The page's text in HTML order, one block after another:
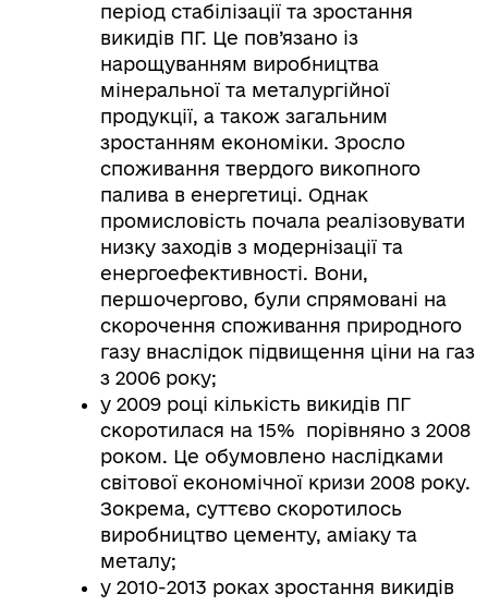
період стабілізації та зростання
викидів ПГ. Це пов’язано із
нарощуванням виробництва
мінеральної та металургійної
продукції, а також загальним
зростанням економіки. Зросло
споживання твердого викопного
палива в енергетиці. Однак
промисловість почала реалізовувати
низку заходів з модернізації та
енергоефективності. Вони,
першочергово, були спрямовані на
скорочення споживання природного
газу внаслідок підвищення ціни на газ
з 2006 року;
у 2009 році кількість викидів ПГ
скоротилася на 15% порівняно з 2008
роком. Це обумовлено наслідками
світової економічної кризи 2008 року.
Зокрема, суттєво скоротилось
виробництво цементу, аміаку та
металу;
у 2010-2013 роках зростання викидів